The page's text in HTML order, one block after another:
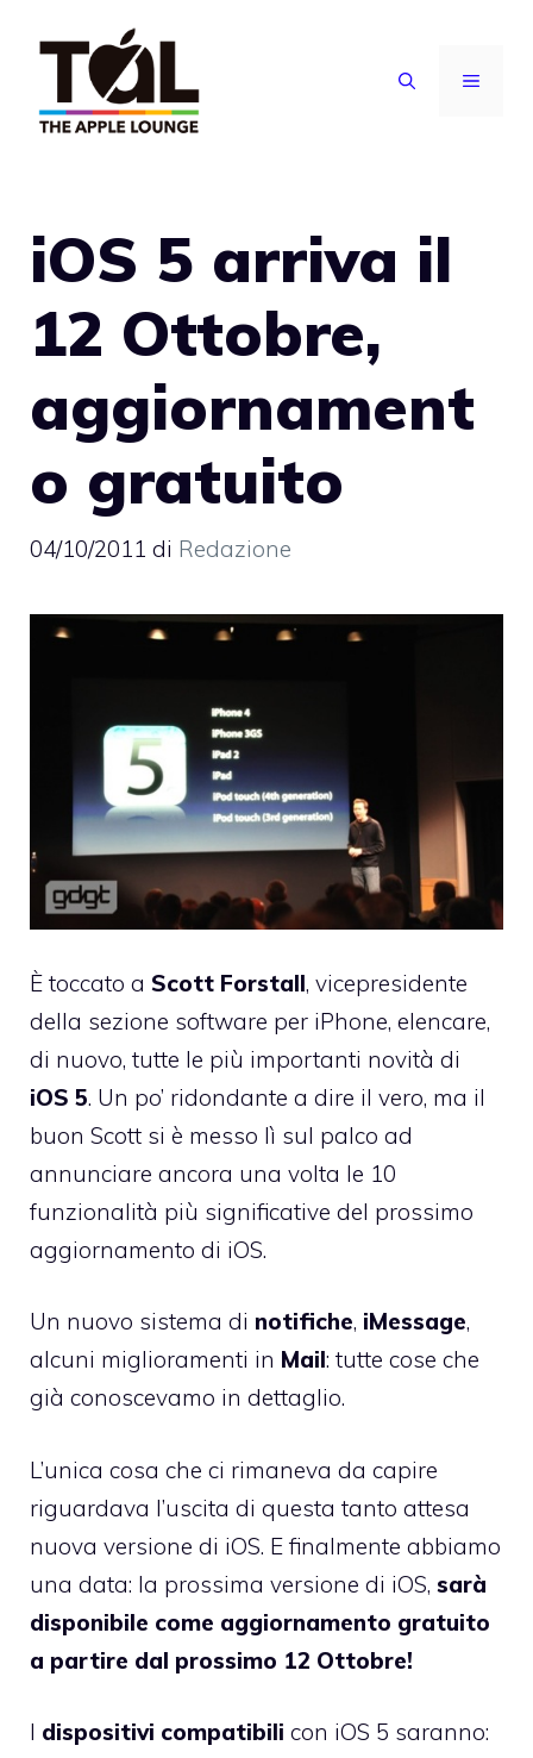
contenuto
MENU
iOS 5 arriva il
12 Ottobre,
aggiornament
o gratuito
04/10/2011 di Redazione
È toccato a Scott Forstall, vicepresidente
della sezione software per iPhone, elencare,
di nuovo, tutte le più importanti novità di
iOS 5. Un po’ ridondante a dire il vero, ma il
buon Scott si è messo lì sul palco ad
annunciare ancora una volta le 10
funzionalità più significative del prossimo
aggiornamento di iOS.
Un nuovo sistema di notifiche, iMessage,
alcuni miglioramenti in Mail: tutte cose che
già conoscevamo in dettaglio.
L’unica cosa che ci rimaneva da capire
riguardava l’uscita di questa tanto attesa
nuova versione di iOS. E finalmente abbiamo
una data: la prossima versione di iOS, sarà
disponibile come aggiornamento gratuito
a partire dal prossimo 12 Ottobre!
I dispositivi compatibili con iOS 5 saranno: